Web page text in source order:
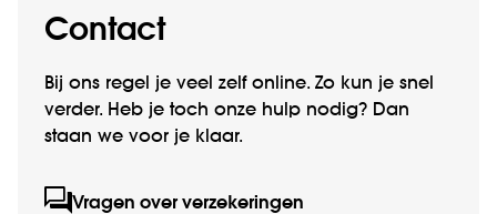
Contact
Bij ons regel je veel zelf online. Zo kun je snel
verder. Heb je toch onze hulp nodig? Dan
staan we voor je klaar.
Vragen over verzekeringen